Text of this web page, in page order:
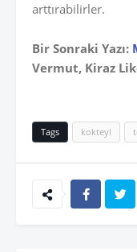
arttırabilirler.
Bir Sonraki Yazı:
Vermut, Kiraz
Tags kokteyl